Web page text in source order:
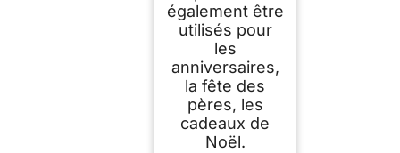
également être
utilisés pour
les
anniversaires,
la fête des
pères, les
cadeaux de
Noël.